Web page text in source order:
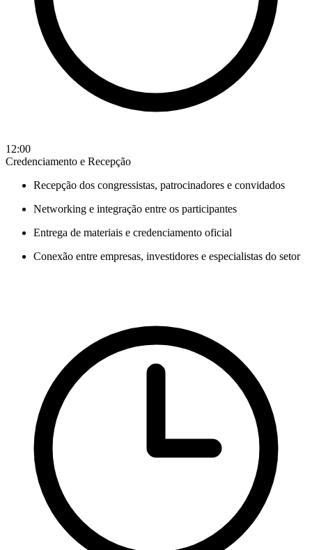
12:00
Credenciamento e Recepção
Recepção dos congressistas, patrocinadores e convidados
Networking e integração entre os participantes
Entrega de materiais e credenciamento oficial
Conexão entre empresas, investidores e especialistas do setor